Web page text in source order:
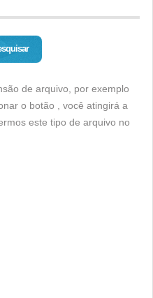
de arquivo, por exemplo
o botão , você atingirá a
este tipo de arquivo no